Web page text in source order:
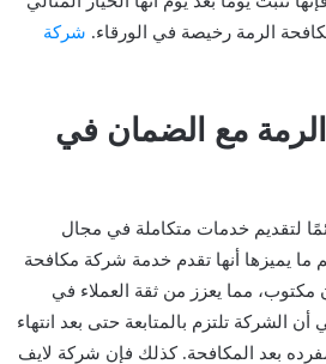
الرمة رخيصة في الورقاء. شركة
مع الضمان في
لتقديم خدمات متكاملة في مجال
يميزها أنها تقدم خدمة شركة مكافحة
مكتوب، مما يعزز من ثقة العملاء في
أن الشركة تلتزم بالمتابعة حتى بعد انتهاء
بعد المكافحة. كذلك فإن شركة لايف